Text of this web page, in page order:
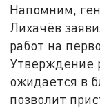
Напомним,
Лихачёв
работ на
Утверждение
ожидается в
позволит